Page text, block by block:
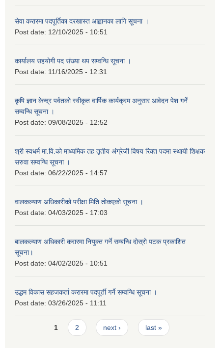
सेवा करारमा पदपूर्तिका दरखास्त आह्वानका लागि सूचना ।
Post date: 12/10/2025 - 10:51
कार्यालय सहयोगी पद संख्या थप सम्वन्धि सूचना ।
Post date: 11/16/2025 - 12:31
कृषि ज्ञान केन्द्र पर्वतको स्वीकृत वार्षिक कार्यक्रम अनुसार आवेदन पेश गर्ने
सम्वन्धि सूचना ।
Post date: 09/08/2025 - 12:52
श्री स्वधर्म मा.वि.को माध्यमिक तह तृतीय अंग्रेजी विषय रिक्त पदमा स्थायी शिक्षक
सरुवा सम्वन्धि सूचना ।
Post date: 06/22/2025 - 14:57
वालकल्याण अधिकारीको परीक्षा मिति तोकएको सूचना ।
Post date: 04/03/2025 - 17:03
बालकल्याण अधिकारी करारमा नियुक्त गर्ने सम्बन्धि दोस्रो पटक प्रकाशित
सूचना।
Post date: 04/02/2025 - 10:51
उद्धम विकास सहजकर्ता करारमा पदपूर्ती गर्ने सम्वन्धि सूचना ।
Post date: 03/26/2025 - 11:11
Pages1 2 next › last »